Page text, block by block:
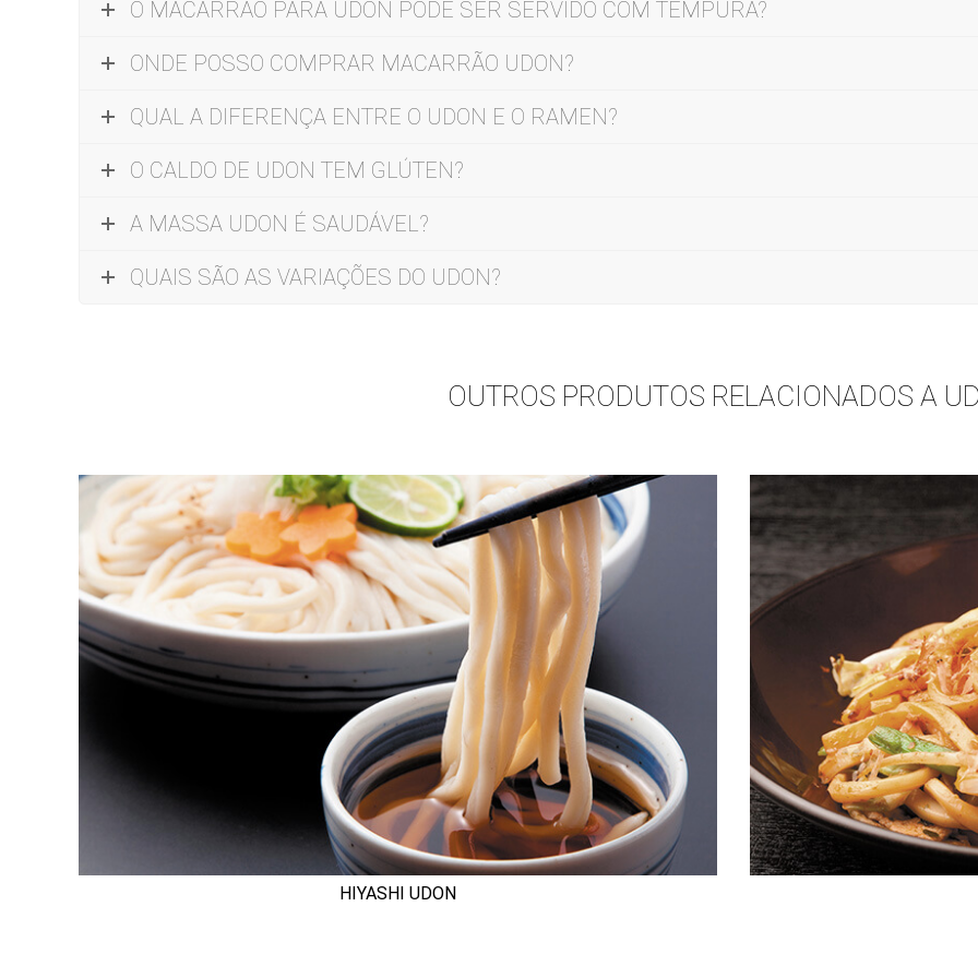
O MACARRÃO PARA UDON PODE SER SERVIDO COM TEMPURA?
ONDE POSSO COMPRAR MACARRÃO UDON?
QUAL A DIFERENÇA ENTRE O UDON E O RAMEN?
O CALDO DE UDON TEM GLÚTEN?
A MASSA UDON É SAUDÁVEL?
QUAIS SÃO AS VARIAÇÕES DO UDON?
OUTROS PRODUTOS RELACIONADOS A
HIYASHI UDON